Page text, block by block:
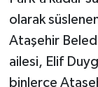
olarak
Ataşehir
ailesi, Elif
binlerce
Turizm